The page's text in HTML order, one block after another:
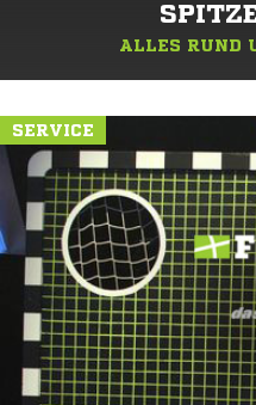
ALLES RUND
SERVICE